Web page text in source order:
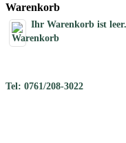
Warenkorb
Ihr Warenkorb ist leer.
Tel: 0761/208-3022